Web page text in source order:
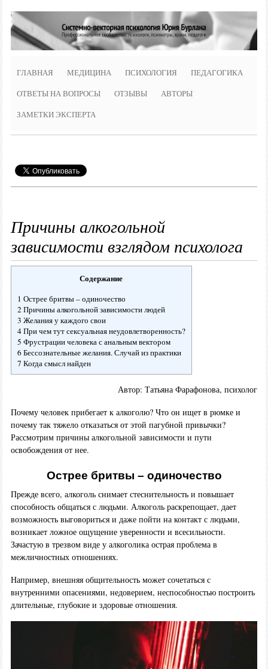
ГЛАВНАЯ МЕДИЦИНА ПСИХОЛОГИЯ ПЕДАГОГИКА
ОТВЕТЫ НА ВОПРОСЫ ОТЗЫВЫ АВТОРЫ
ЗАМЕТКИ ЭКСПЕРТА
Причины алкогольной
зависимости взглядом психолога
Содержание
1 Острее бритвы – одиночество
2 Причины алкогольной зависимости людей
3 Желания у каждого свои
4 При чем тут сексуальная неудовлетворенность?
5 Фрустрации человека с анальным вектором
6 Бессознательные желания. Случай из практики
7 Когда смысл найден
Автор: Татьяна Фарафонова, психолог
Почему человек прибегает к алкоголю? Что он ищет в рюмке и
почему так тяжело отказаться от этой пагубной привычки?
Рассмотрим причины алкогольной зависимости и пути
освобождения от нее.
Острее бритвы – одиночество
Прежде всего, алкоголь снимает стеснительность и повышает
способность общаться с людьми. Алкоголь раскрепощает, дает
возможность выговориться и даже пойти на контакт с людьми,
возникает ложное ощущение уверенности и всесильности.
Зачастую в трезвом виде у алкоголика острая проблема в
межличностных отношениях.
Например, внешняя общительность может сочетаться с
внутренними опасениями, недоверием, неспособностью построить
длительные, глубокие и здоровые отношения.